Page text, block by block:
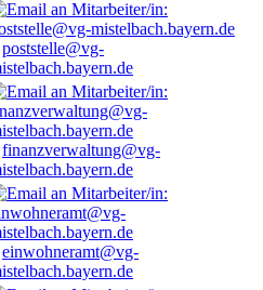
poststelle@vg-
finanzverwaltung@vg-
einwohneramt@vg-